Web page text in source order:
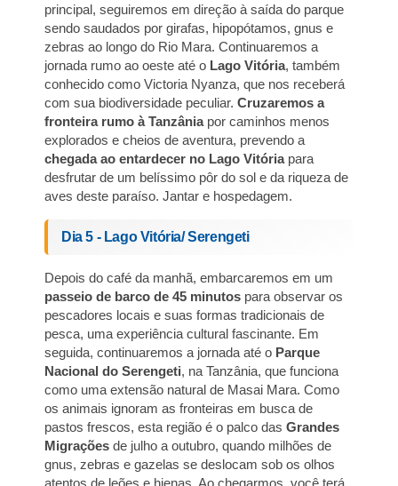
principal, seguiremos em direção à saída do parque
sendo saudados por girafas, hipopótamos, gnus e
zebras ao longo do Rio Mara. Continuaremos a
jornada rumo ao oeste até o Lago Vitória, também
conhecido como Victoria Nyanza, que nos receberá
com sua biodiversidade peculiar. Cruzaremos a
fronteira rumo à Tanzâniapor caminhos menos
explorados e cheios de aventura, prevendo a
chegada ao entardecer no Lago Vitóriapara
desfrutar de um belíssimo pôr do sol e da riqueza de
aves deste paraíso. Jantar e hospedagem.
Dia 5 - Lago Vitória/ Serengeti
Depois do café da manhã, embarcaremos em um
passeio de barco de 45 minutos para observar os
pescadores locais e suas formas tradicionais de
pesca, uma experiência cultural fascinante. Em
seguida, continuaremos a jornada até o Parque
Nacional do Serengeti, na Tanzânia, que funciona
como uma extensão natural de Masai Mara. Como
os animais ignoram as fronteiras em busca de
pastos frescos, esta região é o palco das Grandes
Migrações de julho a outubro, quando milhões de
gnus, zebras e gazelas se deslocam sob os olhos